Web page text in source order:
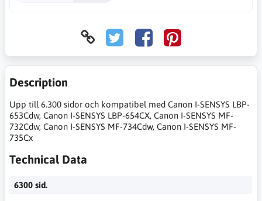
Description
Upp till 6.300 sidor och kompatibel med Canon I-SENSYS LBP-
653Cdw, Canon I-SENSYS LBP-654CX, Canon I-SENSYS MF-
732Cdw, Canon I-SENSYS MF-734Cdw, Canon I-SENSYS MF-
735Cx
Technical Data
6300 sid.